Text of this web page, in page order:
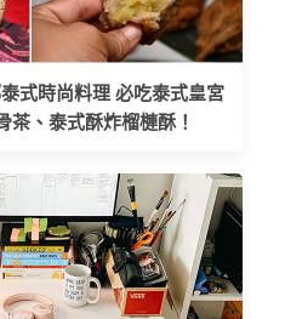
式時尚料理 必吃泰式皇宮
茶、泰式酥炸榴槤酥！